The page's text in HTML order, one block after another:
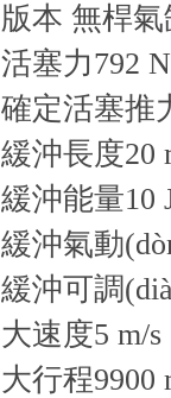
版本 無桿氣
活塞力792 N
確定活塞推
緩沖長度20
緩沖能量10
緩沖氣動
緩沖可調
大速度5 m/s
大行程9900